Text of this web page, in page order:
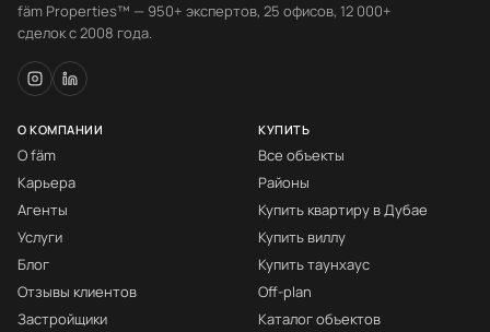
fäm Properties™ — 950+ экспертов, 25 офисов, 12 000+
сделок с 2008 года.
О КОМПАНИИ
О fäm
Карьера
Агенты
Услуги
Блог
Отзывы клиентов
Застройщики
КУПИТЬ
Все объекты
Районы
Купить квартиру в Дубае
Купить виллу
Купить таунхаус
Off-plan
Каталог объектов